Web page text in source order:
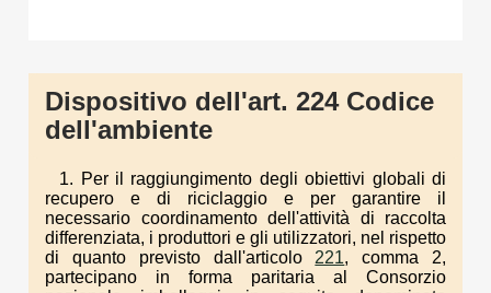
Dispositivo dell'art. 224 Codice
dell'ambiente
1. Per il raggiungimento degli obiettivi globali di
recupero e di riciclaggio e per garantire il
necessario coordinamento dell'attività di raccolta
differenziata, i produttori e gli utilizzatori, nel rispetto
di quanto previsto dall'articolo 221, comma 2,
partecipano in forma paritaria al Consorzio